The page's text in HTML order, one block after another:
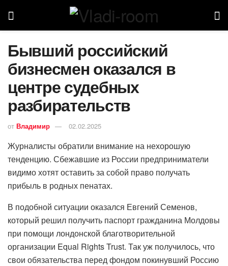
Бывший российский
бизнесмен оказался в
центре судебных
разбирательств
от Владимир 02.02.2025
Журналисты обратили внимание на нехорошую
тенденцию. Сбежавшие из России предприниматели
видимо хотят оставить за собой право получать
прибыль в родных пенатах.
В подобной ситуации оказался Евгений Семенов,
который решил получить паспорт гражданина Молдовы
при помощи лондонской благотворительной
организации Equal Rights Trust. Так уж получилось, что
свои обязательства перед фондом покинувший Россию